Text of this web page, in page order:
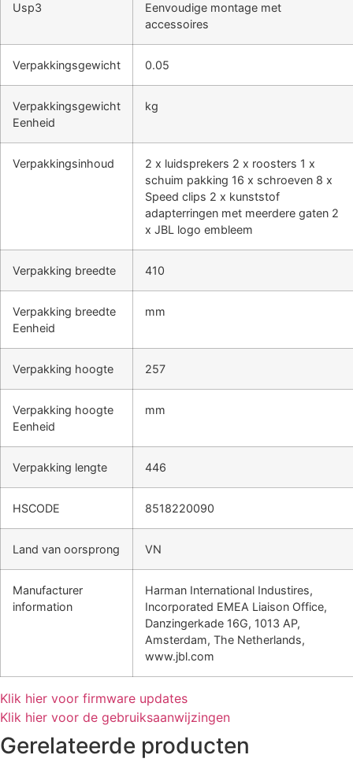
Usp3
Eenvoudige montage met
accessoires
Verpakkingsgewicht 0.05
Verpakkingsgewicht
Eenheid
kg
Verpakkingsinhoud
2 x luidsprekers 2 x roosters 1 x
schuim pakking 16 x schroeven 8 x
Speed clips 2 x kunststof
adapterringen met meerdere gaten 2
x JBL logo embleem
Verpakking breedte 410
Verpakking breedte
Eenheid
mm
Verpakking hoogte 257
Verpakking hoogte
Eenheid
mm
Verpakking lengte 446
HSCODE 8518220090
Land van oorsprong VN
Manufacturer
information
Harman International Industires,
Incorporated EMEA Liaison Office,
Danzingerkade 16G, 1013 AP,
Amsterdam, The Netherlands,
www.jbl.com
Klik hier voor firmware updates
Klik hier voor de gebruiksaanwijzingen
Gerelateerde producten